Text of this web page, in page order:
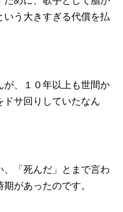
う大きすぎる代償を払
が、１０年以上も世間か
ドサ回りしていたなん
、「死んだ」とまで言わ
があったのです。